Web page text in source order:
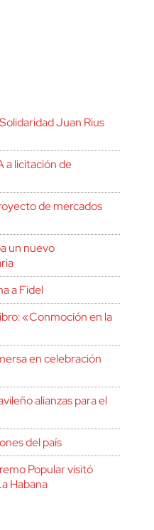
Juan Rius
a licitación de
de mercados
un nuevo
a Fidel
«Conmoción en la
en celebración
alianzas para el
del país
Popular visitó
Habana